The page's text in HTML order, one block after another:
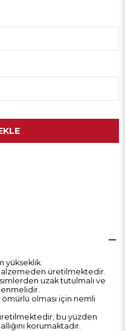
yükseklik.
üretilmektedir.
uzak tutulmalı ve
ömürlü olması için nemli
bu yüzden
korumaktadır.